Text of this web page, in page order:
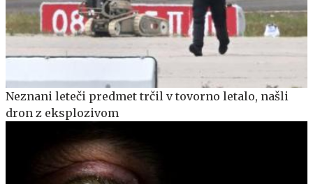
Neznani leteči predmet trčil v tovorno letalo, našli
dron z eksplozivom